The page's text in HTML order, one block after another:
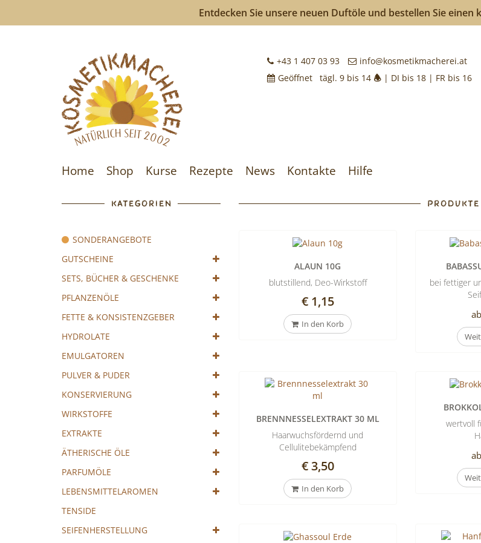
Entdecken Sie unsere neuen Duftöle und bestellen Sie
Kosmetikmacherei
Kosmetik
ist
so
einfach
bunte
Cocktails
mixen!
+43 1 407 03 93
info@kosmetikmacherei.at
Geöffnet tägl. 9 bis 14 🕭 | DI bis 18 | FR bis 16
Home Shop Kurse Rezepte News Kontakte Hilfe
ALAUN 10G
blutstillend, Deo-Wirkstoff
€ 1,15
In den Korb
bei fettiger
ab
BRENNNESSELEXTRAKT 30 ML
Haarwuchsfördernd und
Cellulitebekämpfend
€ 3,50
In den Korb
wertvoll
ab
KATEGORIEN
SONDERANGEBOTE
GUTSCHEINE
SETS, BÜCHER & GESCHENKE
PFLANZENÖLE
FETTE & KONSISTENZGEBER
HYDROLATE
EMULGATOREN
PULVER & PUDER
KONSERVIERUNG
WIRKSTOFFE
EXTRAKTE
ÄTHERISCHE ÖLE
PARFUMÖLE
LEBENSMITTELAROMEN
TENSIDE
SEIFENHERSTELLUNG